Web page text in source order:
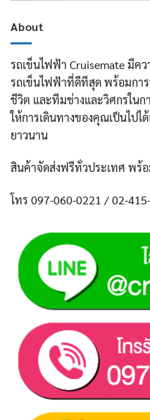
About
รถเข็นไฟฟ้า Cruisemate มีคว
รถเข็นไฟฟ้าที่ดีทีสุด พร้อมกา
ชีวิต และทีมช่างและวิศกรในก
ให้การเดินทางของคุณเป็นไป
ยาวนาน
สินค้าจัดส่งฟรีทั่วประเทศ พร้
โทร 097-060-0221 / 02-